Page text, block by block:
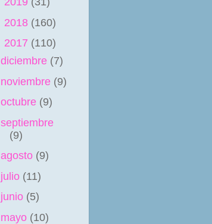
2018 (160)
2017 (110)
diciembre (7)
noviembre (9)
octubre (9)
septiembre
(9)
agosto (9)
julio (11)
junio (5)
mayo (10)